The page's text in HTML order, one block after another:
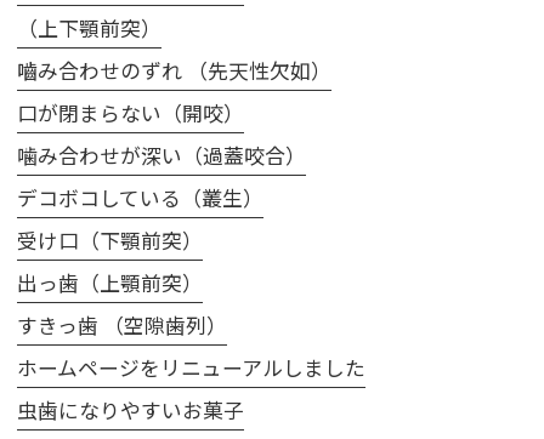
（上下顎前突）
嚙み合わせのずれ （先天性欠如）
口が閉まらない（開咬）
噛み合わせが深い（過蓋咬合）
デコボコしている（叢生）
受け口（下顎前突）
出っ歯（上顎前突）
すきっ歯 （空隙歯列）
ホームページをリニューアルしました
虫歯になりやすいお菓子